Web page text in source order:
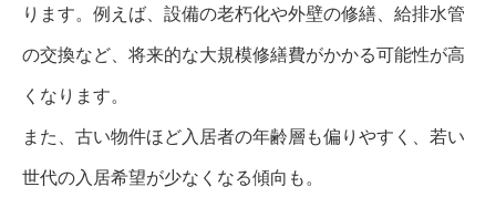
ります。例えば、設備の老朽化や外壁の修繕、給排水管
の交換など、将来的な大規模修繕費がかかる可能性が高
くなります。
また、古い物件ほど入居者の年齢層も偏りやすく、若い
世代の入居希望が少なくなる傾向も。